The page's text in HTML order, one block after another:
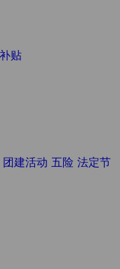
贴
团建活动 五险 法定节